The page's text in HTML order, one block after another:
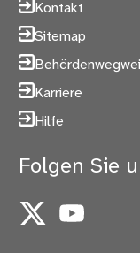
Kontakt
Sitemap
Karriere
Hilfe
Folgen Sie
X YouTube